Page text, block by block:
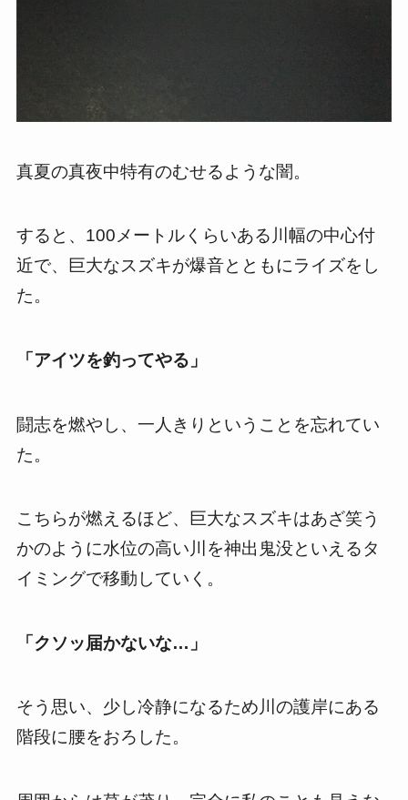
真夏の真夜中特有のむせるような闇。
すると、100メートルくらいある川幅の中心付
近で、巨大なスズキが爆音とともにライズをし
た。
「アイツを釣ってやる」
闘志を燃やし、一人きりということを忘れてい
た。
こちらが燃えるほど、巨大なスズキはあざ笑う
かのように水位の高い川を神出鬼没といえるタ
イミングで移動していく。
「クソッ届かないな…」
そう思い、少し冷静になるため川の護岸にある
階段に腰をおろした。